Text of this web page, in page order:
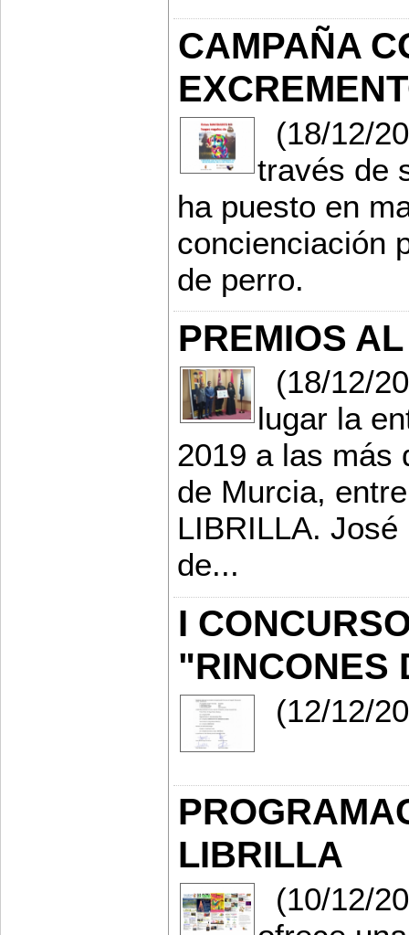
CAMPAÑA
(18/12/
través de
ha puesto en
concienciación
de perro.
PREMIOS
(18/12/
lugar la
2019 a las más
de Murcia,
LIBRILLA.
de...
I
"RINCONES
(12/12/
LIBRILLA
(10/12/